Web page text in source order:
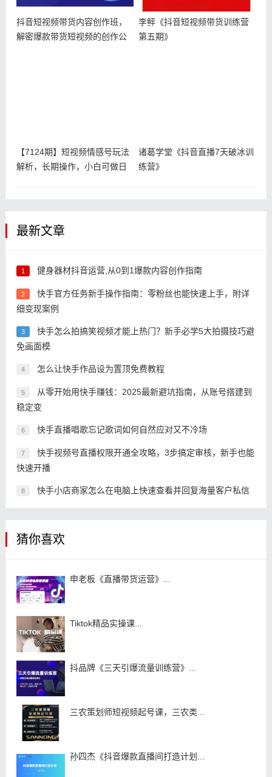
抖音短视频带货内容创作班，
解密爆款带货短视频的创作公
李鲆《抖音短视频带货训练营
第五期》
【7124期】短视频情感号玩法
解析，长期操作，小白可做日
诸葛学堂《抖音直播7天破冰训
练营》
最新文章
1 健身器材抖音运营,从0到1爆款内容创作指南
2
快手官方任务新手操作指南：零粉丝也能快速上手，附详
细变现案例
3
快手怎么拍搞笑视频才能上热门？新手必学5大拍摄技巧避
免画面模
4 怎么让快手作品设为置顶免费教程
5
从零开始用快手赚钱：2025最新避坑指南，从账号搭建到
稳定变
6 快手直播唱歌忘记歌词如何自然应对又不冷场
7
快手视频号直播权限开通全攻略，3步搞定审核，新手也能
快速开播
8 快手小店商家怎么在电脑上快速查看并回复海量客户私信
猜你喜欢
申老板《直播带货运营》...
Tiktok精品实操课...
抖品牌《三天引爆流量训练营》...
三农策划师短视频起号课，三农类...
孙四杰《抖音爆款直播间打造计划...